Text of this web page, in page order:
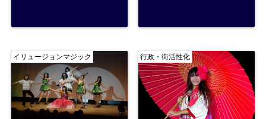
イリュージョンマジック 行政・街活性化